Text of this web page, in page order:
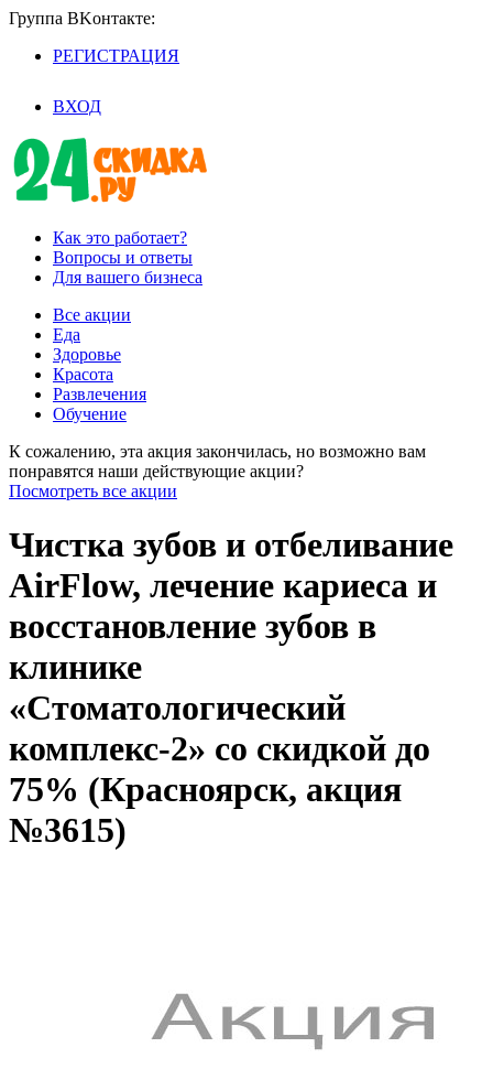
Группа BKoнтaктe:
РЕГИСТРАЦИЯ
ВХОД
Как это работает?
Вопросы и ответы
Для вашего бизнеса
Все акции
Еда
Здоровье
Красота
Развлечения
Обучение
К сожалению, эта акция закончилась, но возможно вам
понравятся наши действующие акции?
Посмотреть все акции
Чистка зубов и отбеливание
AirFlow, лечение кариеса и
восстановление зубов в
клинике
«Стоматологический
комплекс-2» со скидкой до
75% (Красноярск, акция
№3615)